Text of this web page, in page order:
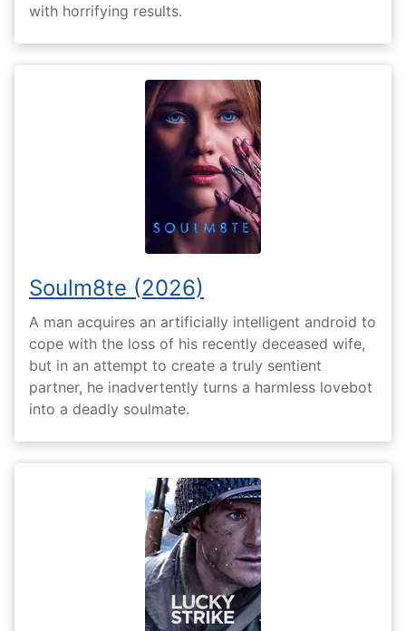
with horrifying results.
Soulm8te (2026)
A man acquires an artificially intelligent android to
cope with the loss of his recently deceased wife,
but in an attempt to create a truly sentient
partner, he inadvertently turns a harmless lovebot
into a deadly soulmate.